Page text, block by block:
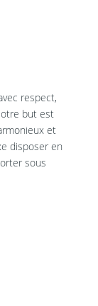
respect,
but est
et
disposer en
sous